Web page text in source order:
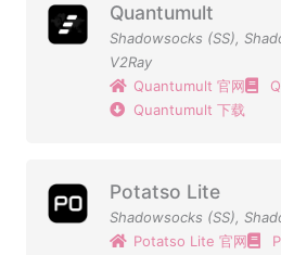
Quantumult
Shadowsocks (SS),
V2Ray
Quantumult 官网
Quantumult 下载
Potatso Lite
Shadowsocks (SS),
Potatso Lite 官网